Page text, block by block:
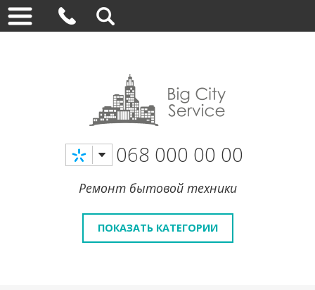
068 000 00 00
Ремонт бытовой техники
ПОКАЗАТЬ КАТЕГОРИИ